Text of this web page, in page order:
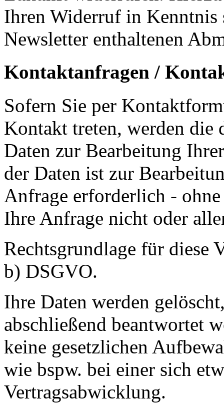
Ihren Widerruf in Kenntnis
Newsletter enthaltenen
Kontaktanfragen /
Sofern Sie per
Kontakt treten, werden die
Daten zur Bearbeitung
der Daten ist zur
Anfrage erforderlich -
Ihre Anfrage nicht oder
Rechtsgrundlage für diese
b) DSGVO.
Ihre Daten werden
abschließend beantwortet
keine gesetzlichen
wie bspw. bei einer sich
Vertragsabwicklung.